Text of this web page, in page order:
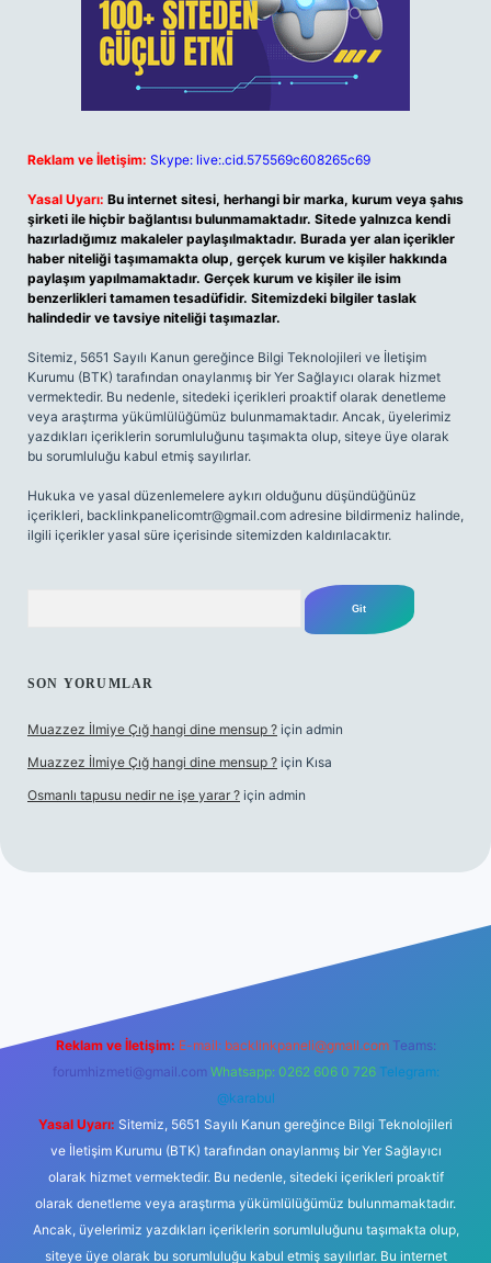
Reklam ve İletişim: Skype: live:.cid.575569c608265c69
Yasal Uyarı: Bu internet sitesi, herhangi bir marka, kurum veya şahıs
şirketi ile hiçbir bağlantısı bulunmamaktadır. Sitede yalnızca kendi
hazırladığımız makaleler paylaşılmaktadır. Burada yer alan içerikler
haber niteliği taşımamakta olup, gerçek kurum ve kişiler hakkında
paylaşım yapılmamaktadır. Gerçek kurum ve kişiler ile isim
benzerlikleri tamamen tesadüfidir. Sitemizdeki bilgiler taslak
halindedir ve tavsiye niteliği taşımazlar.
Sitemiz, 5651 Sayılı Kanun gereğince Bilgi Teknolojileri ve İletişim
Kurumu (BTK) tarafından onaylanmış bir Yer Sağlayıcı olarak hizmet
vermektedir. Bu nedenle, sitedeki içerikleri proaktif olarak denetleme
veya araştırma yükümlülüğümüz bulunmamaktadır. Ancak, üyelerimiz
yazdıkları içeriklerin sorumluluğunu taşımakta olup, siteye üye olarak
bu sorumluluğu kabul etmiş sayılırlar.
Hukuka ve yasal düzenlemelere aykırı olduğunu düşündüğünüz
içerikleri, backlinkpanelicomtr@gmail.com adresine bildirmeniz halinde,
ilgili içerikler yasal süre içerisinde sitemizden kaldırılacaktır.
SON YORUMLAR
Muazzez İlmiye Çığ hangi dine mensup ? için admin
Muazzez İlmiye Çığ hangi dine mensup ? için Kısa
Osmanlı tapusu nedir ne işe yarar ? için admin
m elexbet
Reklam ve İletişim: E-mail: backlinkpaneli@gmail.com Teams:
forumhizmeti@gmail.com Whatsapp: 0262 606 0 726 Telegram:
@karabul
Yasal Uyarı: Sitemiz, 5651 Sayılı Kanun gereğince Bilgi Teknolojileri
ve İletişim Kurumu (BTK) tarafından onaylanmış bir Yer Sağlayıcı
olarak hizmet vermektedir. Bu nedenle, sitedeki içerikleri proaktif
olarak denetleme veya araştırma yükümlülüğümüz bulunmamaktadır.
Ancak, üyelerimiz yazdıkları içeriklerin sorumluluğunu taşımakta olup,
siteye üye olarak bu sorumluluğu kabul etmiş sayılırlar. Bu internet